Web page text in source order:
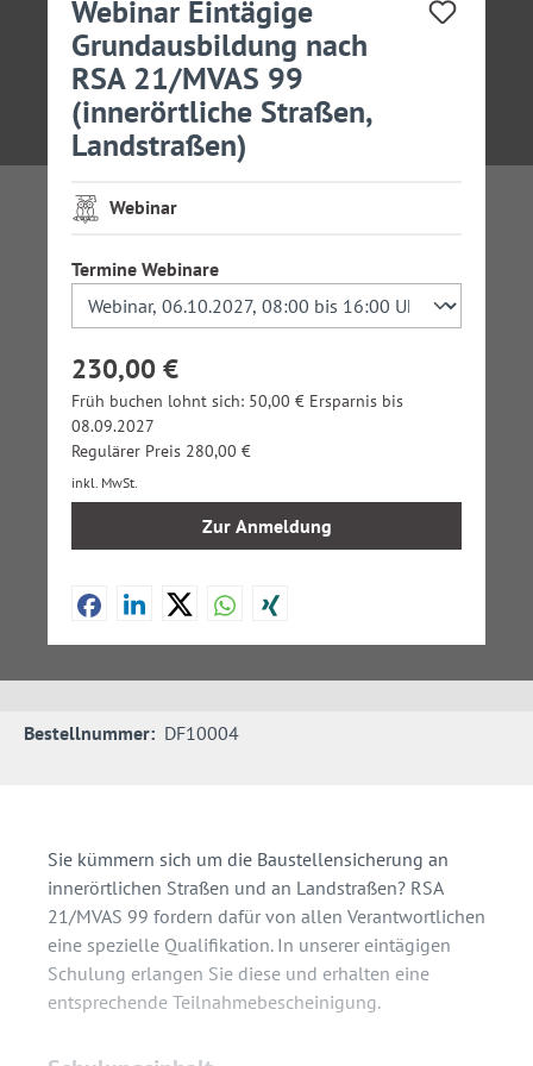
Webinar Eintägige
Grundausbildung nach
RSA 21/MVAS 99
(innerörtliche Straßen,
Landstraßen)
Webinar
Termine Webinareauswählen
230,00 €
Früh buchen lohnt sich: 50,00 € Ersparnis bis
08.09.2027
Regulärer Preis 280,00 €
inkl. MwSt.
Zur Anmeldung
Bestellnummer: DF10004
Sie kümmern sich um die Baustellensicherung an
innerörtlichen Straßen und an Landstraßen? RSA
21/MVAS 99 fordern dafür von allen Verantwortlichen
eine spezielle Qualifikation. In unserer eintägigen
Schulung erlangen Sie diese und erhalten eine
entsprechende Teilnahmebescheinigung.